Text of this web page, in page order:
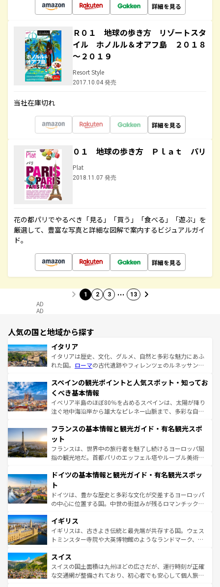
詳細を見る
Ｒ０１ 地球の歩き方 リゾートスタ
イル ホノルル＆オアフ島 ２０１８
～２０１９
Resort Style
2017.10.04 発売
当社在庫切れ
詳細を見る
０１ 地球の歩き方 Ｐｌａｔ パリ
Plat
2018.11.07 発売
花の都パリでやるべき「見る」「買う」「食べる」「遊ぶ」を
厳選して、豊富な写真と詳細な図解で案内するビジュアルガイ
ド。
詳細を見る
1 2 3 … 13
AD
AD
人気の国と地域から探す
イタリア
イタリアは歴史、文化、グルメ、自然と多彩な魅力にあふ
れた国。 ローマの古代遺跡やフィレンツェのルネッサンス
ろん、トスカーナの美しい田園風景やアマルフィ海岸の絶
景など、自然景観も見逃せない。観光の合間には、本場の
ピザやパスタなど、絶品のイタリア料理を堪能することも
できる。朝目覚めてから夜眠るまで、すべての瞬間を楽し
なお、新着のイタリア情報はコンテンツ一覧を参照してほ
しい。
スペインの観光ポイントと人気スポット・知ってお
くべき基本情報
イベリア半島のほぼ80％を占めるスペインは、太陽が降り
注ぐ地中海沿岸から雄大なピレネー山脈まで、多彩な自然
文化が根付くこの国では、情熱的なフラメンコ、熱気あふ
れる闘牛、そして美味しいタパスが生活の一部となってい
る。首都マドリードの洗練された雰囲気や、バルセロナの
アートに溢れた街角から、地方では古代ローマ遺跡や中世
せる。地方によって風土や気候が異なるスペインはその個
ンテンツ一覧 を参照してほしい。
フランスの基本情報と観光ガイド・有名観光スポ
ット
フランスは、世界中の旅行者を魅了し続けるヨーロッパ屈
指の観光地だ。首都パリのエッフェル塔やルーブル美術館
で、幅広い魅力が詰まっている。華麗な宮殿、歴史的な大
聖堂、美しいビーチ、そして豊かな自然が、訪れる者を心
から魅了する。また、フランスは美食の国としても知ら
れ、フランス料理はユネスコ無形文化遺産にも登録されて
香り高いラベンダー畑など、多彩な楽しみ方が可能だ。さ
らに、パリ以外の地域にも魅力が溢れており、どの街角に
も豊かな歴史と文化が息づいている。パリ以外の個性あふ
を参照してほしい。
ドイツの基本情報と観光ガイド・有名観光スポッ
ト
ドイツは、豊かな歴史と多彩な文化が交差するヨーロッパ
の中心に位置する国。中世の街並みが残るロマンチック街
顔を持つこの国は、どこを歩いても飽きることがない。ベ
ルリンの文化的活気、バイエルン州のアルプスの絶景、そ
してライン川沿いのワイン畑といった風景は必見。ビール
は、お酒好きな人にはぜひ体験してほしい。 なお、新着の
ドイツ情報はコンテンツ一覧を参照してほしい。
イギリス
イギリスは、古きよき伝統と最先端が共存する国。ウェス
トミンスター寺院や大英博物館のようなランドマーク、歴
リアごとに異なる魅力がある。また、優雅なアフタヌーン
ティー、ビール好きにはたまらない英国パブ、サッカー観
戦など、本場だからこそできる体験も豊富。イギリスを旅
スイス
スイスの国土面積は九州ほどの広さだが、運行時刻が正確
な交通網が整備されており、初心者でも安心して個人旅行